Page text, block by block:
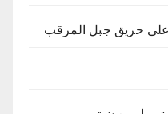
حريق جبل المرقب